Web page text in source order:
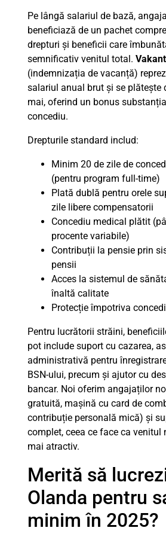
Pe lângă salariul de bază,
beneficiază de un pachet
drepturi și beneficii care
semnificativ venitul total.
(indemnizația de vacanță)
salariul anual brut și se plătește
mai, oferind un bonus
concediu.
Drepturile standard includ:
Minim 20 de zile de
(pentru program full-time)
Plată dublă pentru orele
zile libere compensatorii
Concediu medical plătit
procente variabile)
Contribuții la pensie prin
pensii
Acces la sistemul de
înaltă calitate
Protecție împotriva
Pentru lucrătorii străini,
pot include suport cu cazarea,
administrativă pentru
BSN-ului, precum și ajutor cu
bancar. Noi oferim angajaților
gratuită, mașină cu card de
contribuție personală mică) și
complet, ceea ce face ca venitul
mai atractiv.
Merită să
Olanda pentru
minim în 2025?